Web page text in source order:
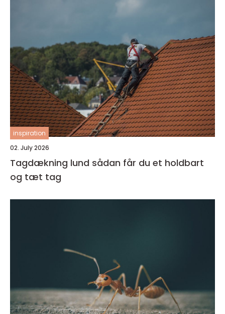
inspiration
02. July 2026
Tagdækning lund sådan får du et holdbart
og tæt tag